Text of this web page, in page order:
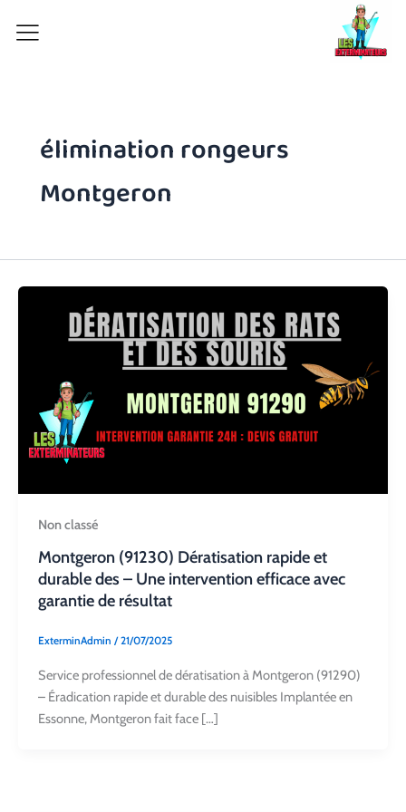
élimination rongeurs
Montgeron
Non classé
Montgeron (91230) Dératisation rapide et
durable des – Une intervention efficace avec
garantie de résultat
ExterminAdmin /21/07/2025
Service professionnel de dératisation à Montgeron (91290)
– Éradication rapide et durable des nuisibles Implantée en
Essonne, Montgeron fait face […]